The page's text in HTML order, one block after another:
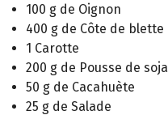
100 g de Oignon
400 g de Côte de blette
1 Carotte
200 g de Pousse de soja
50 g de Cacahuète
25 g de Salade